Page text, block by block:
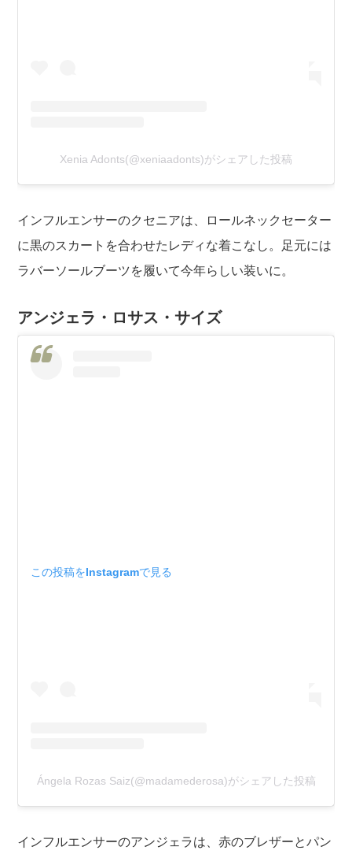
Xenia Adonts(@xeniaadonts)がシェアした投稿
インフルエンサーのクセニアは、ロールネックセーター
に黒のスカートを合わせたレディな着こなし。足元には
ラバーソールブーツを履いて今年らしい装いに。
アンジェラ・ロサス・サイズ
この投稿をInstagramで見る
Ángela Rozas Saiz(@madamederosa)がシェアした投稿
インフルエンサーのアンジェラは、赤のブレザーとパン